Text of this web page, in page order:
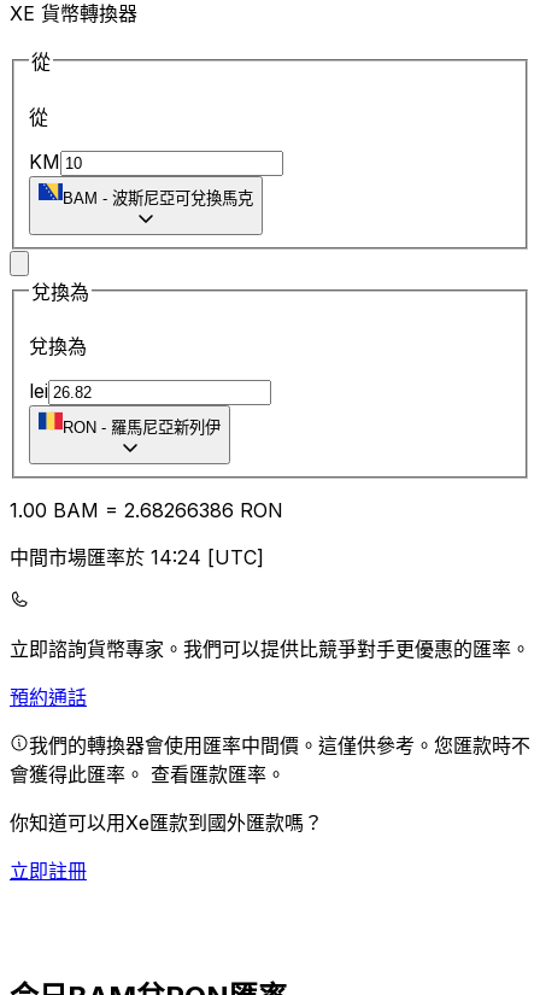
XE 貨幣轉換器
從
從
KM
BAM - 波斯尼亞可兌換馬克
兌換為
兌換為
lei
RON - 羅馬尼亞新列伊
1.00 BAM = 2.68266386 RON
中間市場匯率於 14:24 [UTC]
立即諮詢貨幣專家。 我們可以提供比競爭對手更優惠的匯率。
預約通話
我們的轉換器會使用匯率中間價。這僅供參考。您匯款時不
會獲得此匯率。 查看匯款匯率。
你知道可以用Xe匯款到國外匯款嗎？
立即註冊